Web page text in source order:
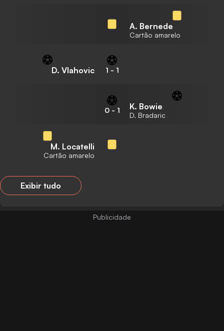
A. Bernede
Cartão amarelo
D. Vlahovic 1 - 1
0- 1 K. Bowie
D. Bradaric
M. Locatelli
Cartão amarelo
Exibir tudo